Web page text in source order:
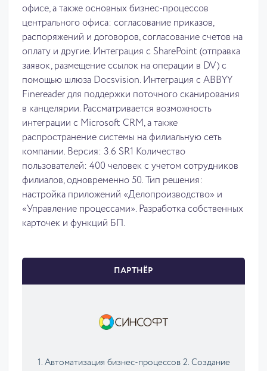
офисе, а также основных бизнес-процессов
центрального офиса: согласование приказов,
распоряжений и договоров, согласование счетов на
оплату и другие. Интеграция с SharePoint (отправка
заявок, размещение ссылок на операции в DV) с
помощью шлюза Docsvision. Интеграция с ABBYY
Finereader для поддержки поточного сканирования
в канцелярии. Рассматривается возможность
интеграции с Microsoft CRM, а также
распространение системы на филиальную сеть
компании. Версия: 3.6 SR1 Количество
пользователей: 400 человек с учетом сотрудников
филиалов, одновременно 50. Тип решения:
настройка приложений «Делопроизводство» и
«Управление процессами». Разработка собственных
карточек и функций БП.
ПАРТНЁР
1. Автоматизация бизнес-процессов 2. Cоздание